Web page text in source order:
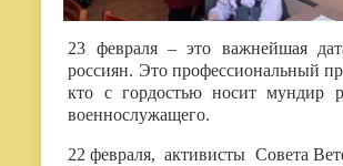
23 февраля – это важнейшая
россиян. Это профессиональный
кто с гордостью носит мундир
военнослужащего.
22 февраля, активисты Совета